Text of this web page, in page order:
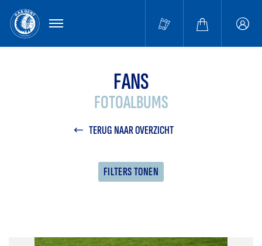
MENU
FANS
FOTOALBUMS
TERUG NAAR OVERZICHT
FILTERS TONEN